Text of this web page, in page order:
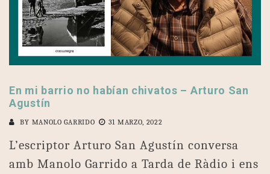
En mi barrio no habían chivatos – Arturo San
Agustín
BY MANOLO GARRIDO 31 MARZO, 2022
L’escriptor Arturo San Agustín conversa
amb Manolo Garrido a Tarda de Ràdio i ens